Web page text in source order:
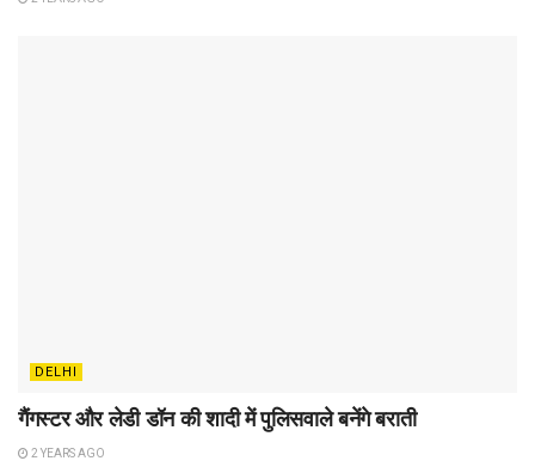
DELHI
गैंगस्टर और लेडी डॉन की शादी में पुलिसवाले बनेंगे बराती
2 YEARS AGO